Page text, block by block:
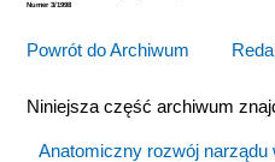
Numer 3/1998
Powrót do Archiwum
Niniejsza część archiwum
Anatomiczny rozwój narządu